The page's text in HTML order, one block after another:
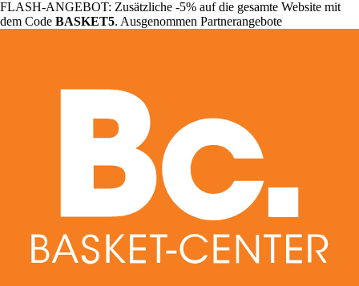
FLASH-ANGEBOT: Zusätzliche -5% auf die gesamte Website mit
dem Code BASKET5. Ausgenommen Partnerangebote